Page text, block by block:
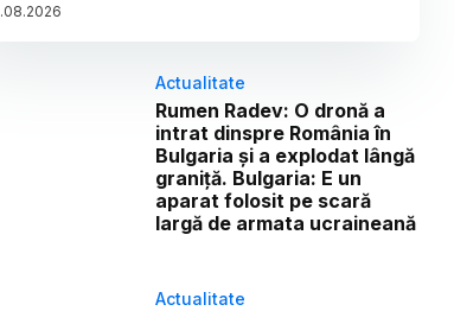
.08.2026
Actualitate
Rumen Radev: O dronă a
intrat dinspre România în
Bulgaria și a explodat lângă
graniță. Bulgaria: E un
aparat folosit pe scară
largă de armata ucraineană
Actualitate